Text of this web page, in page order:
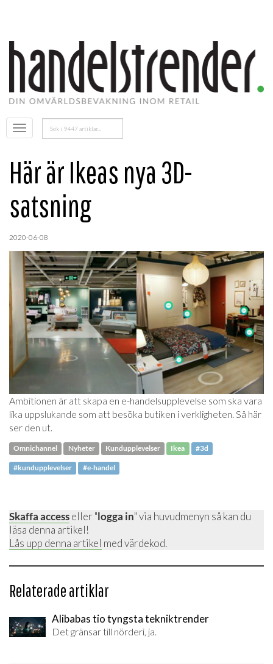
Öppna
menyn
Sök
efter:
Här är Ikeas nya 3D-
satsning
2020-06-08
Ambitionen är att skapa en e-handelsupplevelse som ska vara
lika uppslukande som att besöka butiken i verkligheten. Så här
ser den ut.
Omnichannel Nyheter Kundupplevelser Ikea #3d
#kundupplevelser #e-handel
Skaffa accesseller "logga in" via huvudmenyn så kan du
läsa denna artikel!
Lås upp denna artikel med värdekod.
Relaterade artiklar
Alibabas tio tyngsta tekniktrender
Det gränsar till nörderi, ja.